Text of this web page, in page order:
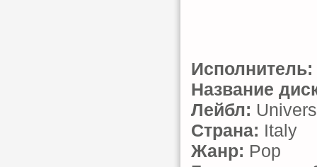
Исполнитель:
Название
Лейбл:
Страна: Italy
Жанр: Pop